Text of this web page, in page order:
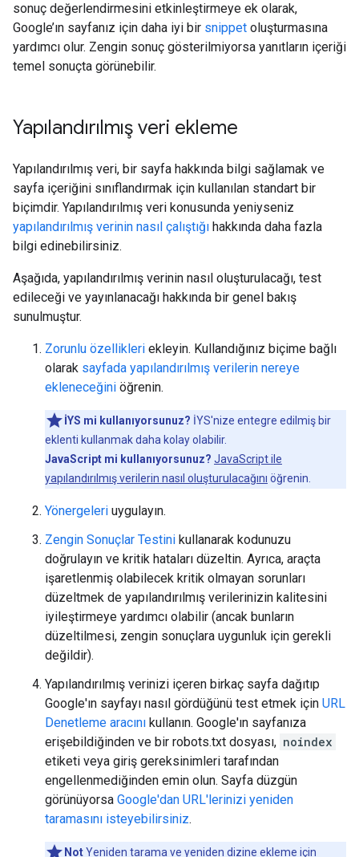
sonuç değerlendirmesini etkinleştirmeye ek olarak,
Google’ın sayfanız için daha iyi bir snippet oluşturmasına
yardımcı olur. Zengin sonuç gösterilmiyorsa yanıtların içeriği
temel sonuçta görünebilir.
Yapılandırılmış veri ekleme
Yapılandırılmış veri, bir sayfa hakkında bilgi sağlamak ve
sayfa içeriğini sınıflandırmak için kullanılan standart bir
biçimdir. Yapılandırılmış veri konusunda yeniyseniz
yapılandırılmış verinin nasıl çalıştığı hakkında daha fazla
bilgi edinebilirsiniz.
Aşağıda, yapılandırılmış verinin nasıl oluşturulacağı, test
edileceği ve yayınlanacağı hakkında bir genel bakış
sunulmuştur.
Zorunlu özellikleri ekleyin. Kullandığınız biçime bağlı
olarak sayfada yapılandırılmış verilerin nereye
ekleneceğini öğrenin.
İYS mi kullanıyorsunuz? İYS'nize entegre edilmiş bir
eklenti kullanmak daha kolay olabilir.
JavaScript mi kullanıyorsunuz? JavaScript ile
yapılandırılmış verilerin nasıl oluşturulacağını öğrenin.
Yönergeleri uygulayın.
Zengin Sonuçlar Testini kullanarak kodunuzu
doğrulayın ve kritik hataları düzeltin. Ayrıca, araçta
işaretlenmiş olabilecek kritik olmayan sorunları
düzeltmek de yapılandırılmış verilerinizin kalitesini
iyileştirmeye yardımcı olabilir (ancak bunların
düzeltilmesi, zengin sonuçlara uygunluk için gerekli
değildir).
Yapılandırılmış verinizi içeren birkaç sayfa dağıtıp
Google'ın sayfayı nasıl gördüğünü test etmek için URL
Denetleme aracını kullanın. Google'ın sayfanıza
erişebildiğinden ve bir robots.txt dosyası, noindex
etiketi veya giriş gereksinimleri tarafından
engellenmediğinden emin olun. Sayfa düzgün
görünüyorsa Google'dan URL'lerinizi yeniden
taramasını isteyebilirsiniz.
NotYeniden tarama ve yeniden dizine ekleme için